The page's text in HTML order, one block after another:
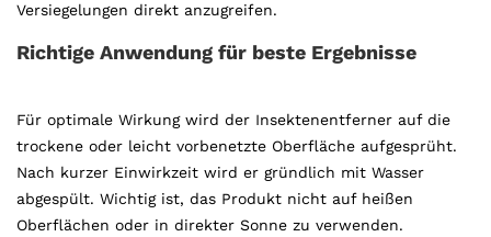
Versiegelungen direkt anzugreifen.
Richtige Anwendung für beste Ergebnisse
Für optimale Wirkung wird der Insektenentferner auf die
trockene oder leicht vorbenetzte Oberfläche aufgesprüht.
Nach kurzer Einwirkzeit wird er gründlich mit Wasser
abgespült. Wichtig ist, das Produkt nicht auf heißen
Oberflächen oder in direkter Sonne zu verwenden.